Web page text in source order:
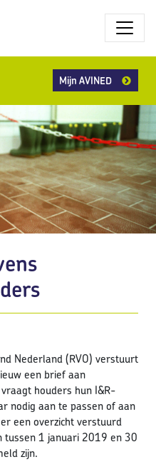
Mijn AVINED
Nederland (RVO) verstuurt
een brief aan
houders hun I&R-
nodig aan te passen of aan
een overzicht verstuurd
tussen 1 januari 2019 en 30
zijn.